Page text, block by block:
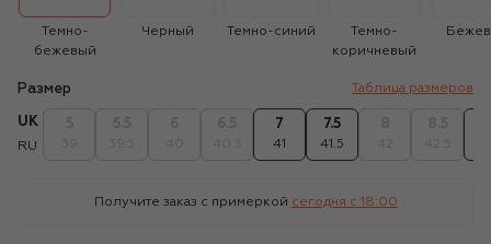
Темно-
бежевый
Черный Темно-синий
Темно-
коричневый
Размер Таблица размеров
UK
RU
7
41
7.5
41.5
Получите заказ с примеркой сегодня c 18:00